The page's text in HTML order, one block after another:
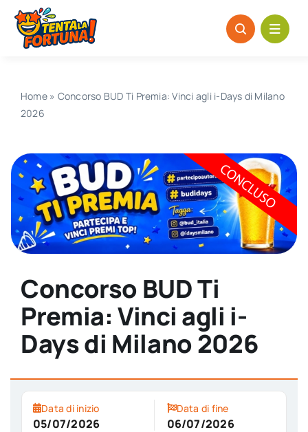
Salta
contenuto
Home» Concorso BUD Ti Premia: Vinci agli i-Days di Milano
2026
Concorso BUD Ti
Premia: Vinci agli i-
Days di Milano 2026
Data di inizio
05/07/2026
Data di fine
06/07/2026